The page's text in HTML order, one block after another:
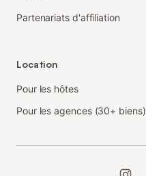
Partenariats d'affiliation
Location
Pour les hôtes
Pour les agences (30+ biens)